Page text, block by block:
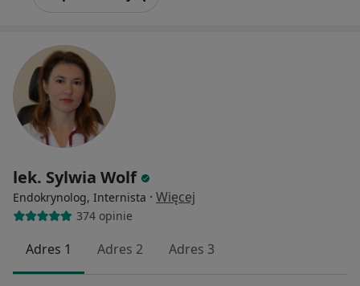
lek. Sylwia Wolf
Endokrynolog, Internista · Więcej
374 opinie
Adres 1 Adres 2 Adres 3